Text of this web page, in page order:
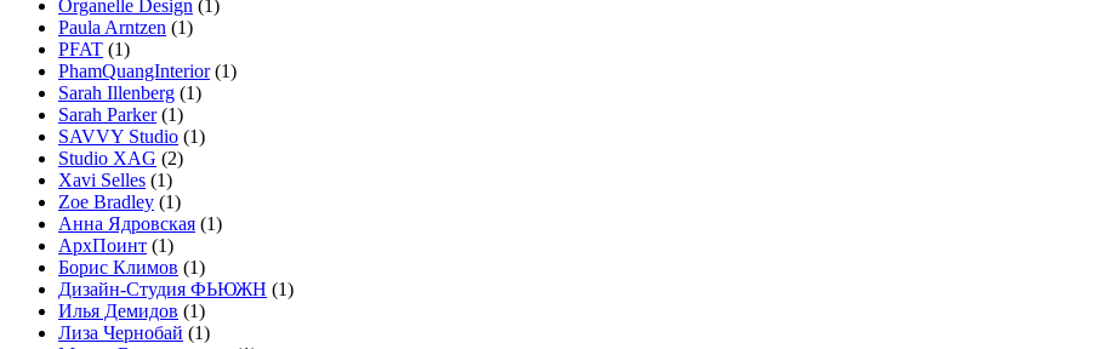
Organelle Design (1)
Paula Arntzen (1)
PFAT (1)
PhamQuangInterior(1)
Sarah Illenberg (1)
Sarah Parker(1)
SAVVY Studio (1)
Studio XAG (2)
Xavi Selles (1)
Zoe Bradley (1)
Анна Ядровская (1)
АрхПоинт (1)
Борис Климов (1)
Дизайн-Студия ФЬЮЖН (1)
Илья Демидов (1)
Лиза Чернобай (1)